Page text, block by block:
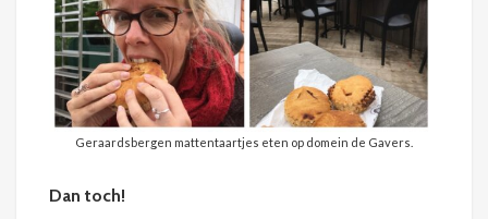
Geraardsbergen mattentaartjes eten op domein de Gavers.
Dan toch!